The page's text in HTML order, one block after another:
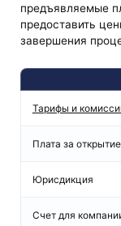
предъявляемые
предоставить
завершения
Тарифы и
Плата за
Юрисдикция
Счет для